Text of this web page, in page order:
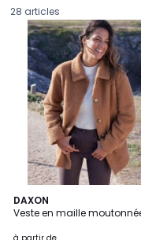
28 articles
DAXON
Veste en maille
3
Couleurs